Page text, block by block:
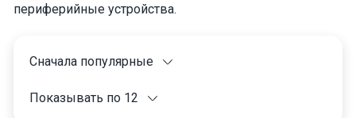
периферийные устройства.
Сначала популярные
Показывать по 12